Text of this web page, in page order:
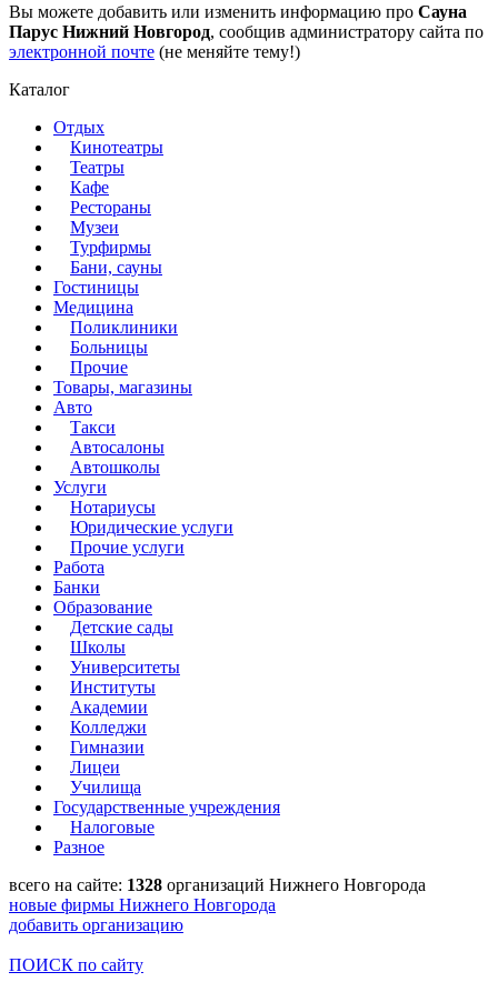
Вы можете добавить или изменить информацию про Сауна
Парус Нижний Новгород, сообщив администратору сайта по
электронной почте (не меняйте тему!)
Каталог
Отдых
Кинотеатры
Театры
Кафе
Рестораны
Музеи
Турфирмы
Бани, сауны
Гостиницы
Медицина
Поликлиники
Больницы
Прочие
Товары, магазины
Авто
Такси
Автосалоны
Автошколы
Услуги
Нотариусы
Юридические услуги
Прочие услуги
Работа
Банки
Образование
Детские сады
Школы
Университеты
Институты
Академии
Колледжи
Гимназии
Лицеи
Училища
Государственные учреждения
Налоговые
Разное
всего на сайте: 1328 организаций Нижнего Новгорода
новые фирмы Нижнего Новгорода
добавить организацию
ПОИСК по сайту